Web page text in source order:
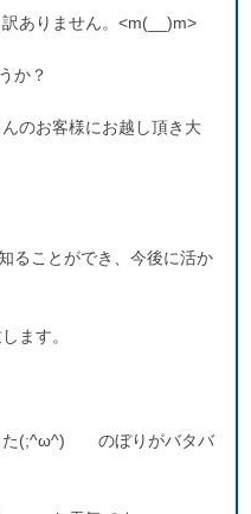
ありません。<m(__)m>
か？
のお客様にお越し頂き大
ることができ、今後に活か
ます。
た(;^ω^) のぼりがバタバ